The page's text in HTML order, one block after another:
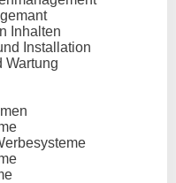
Inhalten
Installation
Wartung